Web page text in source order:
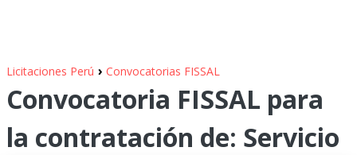
Licitaciones Perú › Convocatorias FISSAL
Convocatoria FISSAL para
la contratación de: Servicio